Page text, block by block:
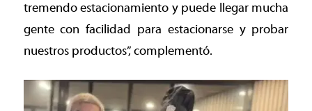
tremendo estacionamiento y puede llegar mucha
gente con facilidad para estacionarse y probar
nuestros productos”, complementó.